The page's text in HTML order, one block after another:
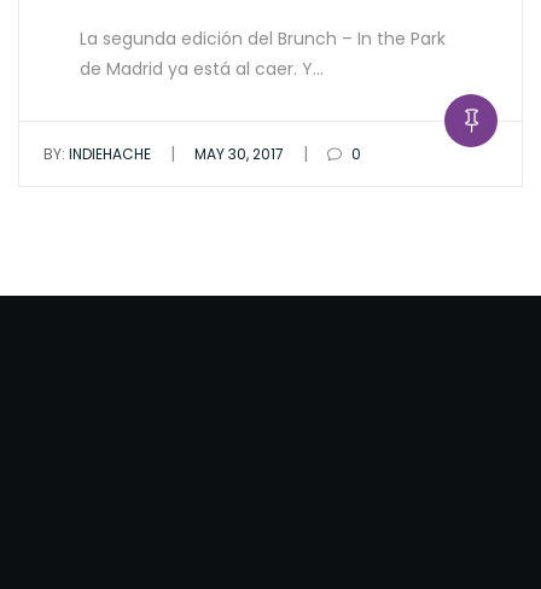
La segunda edición del Brunch – In the Park
de Madrid ya está al caer. Y…
BY: INDIEHACHE | MAY 30, 2017 | 0